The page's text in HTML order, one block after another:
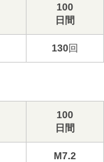
100
日間
130回
100
日間
M7.2